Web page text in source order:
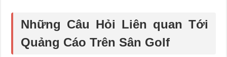
Những Câu Hỏi Liên quan Tới
Quảng Cáo Trên Sân Golf